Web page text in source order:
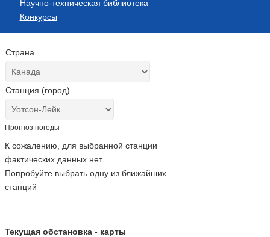
Научно-техническая библиотека
Конкурсы
Страна
Станция (город)
Прогноз погоды
К сожалению, для выбранной станции
фактических данных нет.
Попробуйте выбрать одну из ближайших
станций
Текущая обстановка - карты